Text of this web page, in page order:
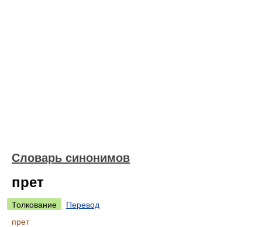
Словарь синонимов
прет
Толкование
Перевод
прет